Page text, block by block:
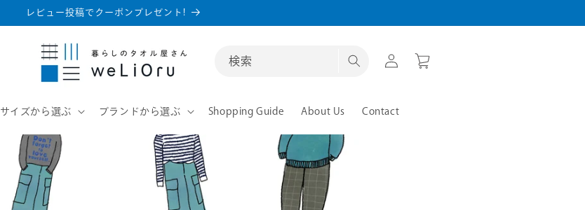
レビュー投稿でクーポンプレゼント!
サイズから選ぶ ブランドから選ぶ Shopping Guide About Us Contact
検索
イ
ー